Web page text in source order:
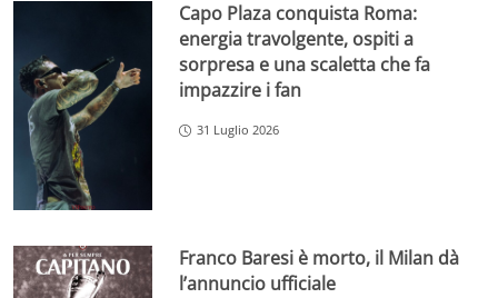
Capo Plaza conquista Roma:
energia travolgente, ospiti a
sorpresa e una scaletta che fa
impazzire i fan
31 Luglio 2026
Franco Baresi è morto, il Milan dà
l’annuncio ufficiale